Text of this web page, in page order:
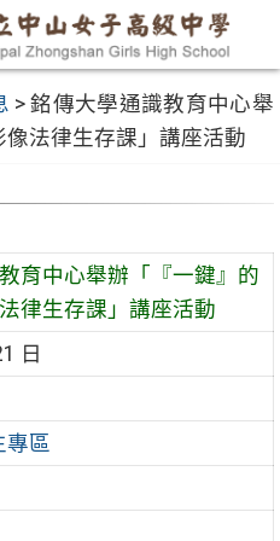
>銘傳大學通識教育中心舉
法律生存課」講座活動
育中心舉辦「『一鍵』的
律生存課」講座活動
日
專區